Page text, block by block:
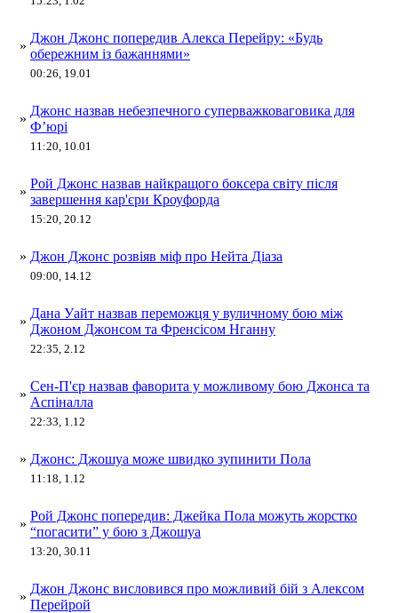
»
Джон Джонс попередив Алекса Перейру: «Будь
обережним із бажаннями»
00:26, 19.01
»
Джонс назвав небезпечного суперважковаговика для
Ф’юрі
11:20, 10.01
»
Рой Джонс назвав найкращого боксера світу після
завершення кар'єри Кроуфорда
15:20, 20.12
» Джон Джонс розвіяв міф про Нейта Діаза
09:00, 14.12
»
Дана Уайт назвав переможця у вуличному бою між
Джоном Джонсом та Френсісом Нганну
22:35, 2.12
»
Сен-П'єр назвав фаворита у можливому бою Джонса та
Аспіналла
22:33, 1.12
» Джонс: Джошуа може швидко зупинити Пола
11:18, 1.12
»
Рой Джонс попередив: Джейка Пола можуть жорстко
“погасити” у бою з Джошуа
13:20, 30.11
»
Джон Джонс висловився про можливий бій з Алексом
Перейрой